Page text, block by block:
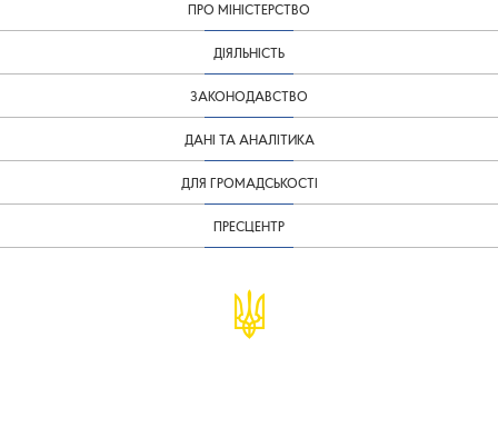
ПРО МІНІСТЕРСТВО
ДІЯЛЬНІСТЬ
ЗАКОНОДАВСТВО
ДАНІ ТА АНАЛІТИКА
ДЛЯ ГРОМАДСЬКОСТІ
ПРЕСЦЕНТР